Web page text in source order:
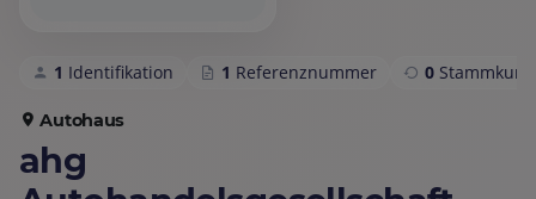
1 Identifikation 1 Referenznummer 0
Autohaus
ahg